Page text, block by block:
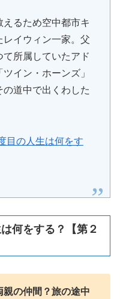
るため空中都市キ
レイウィン一家。父
て所属していたアド
イン・ホーンズ」
道中で出くわした
目の人生は何をす
何をする？【第２
の仲間？旅の途中